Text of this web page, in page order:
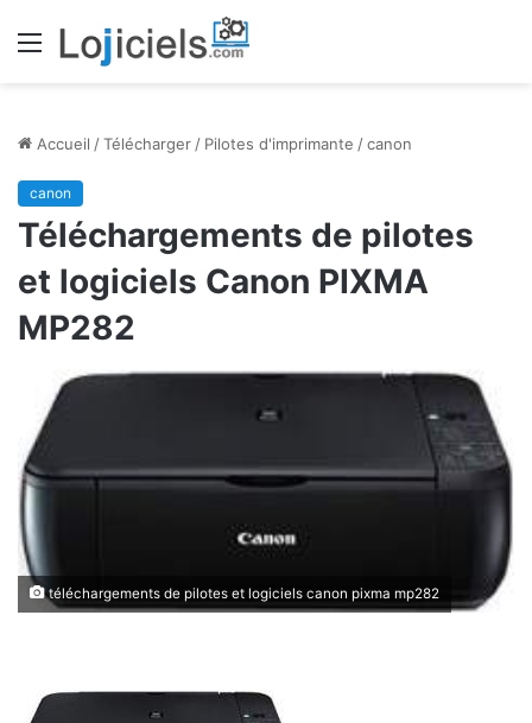
Menu
Accueil /Télécharger / Pilotes d'imprimante /canon
canon
Téléchargements de pilotes
et logiciels Canon PIXMA
MP282
téléchargements de pilotes et logiciels canon pixma mp282